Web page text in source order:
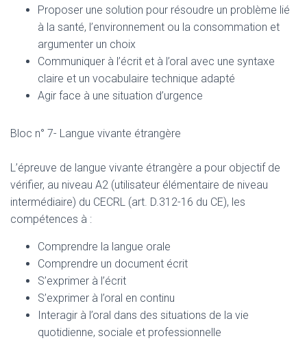
Proposer une solution pour résoudre un problème lié
à la santé, l’environnement ou la consommation et
argumenter un choix
Communiquer à l’écrit et à l’oral avec une syntaxe
claire et un vocabulaire technique adapté
Agir face à une situation d’urgence
Bloc n° 7- Langue vivante étrangère
L’épreuve de langue vivante étrangère a pour objectif de
vérifier, au niveau A2 (utilisateur élémentaire de niveau
intermédiaire) du CECRL (art. D.312-16 du CE), les
compétences à :
Comprendre la langue orale
Comprendre un document écrit
S’exprimer à l’écrit
S’exprimer à l’oral en continu
Interagir à l’oral dans des situations de la vie
quotidienne, sociale et professionnelle